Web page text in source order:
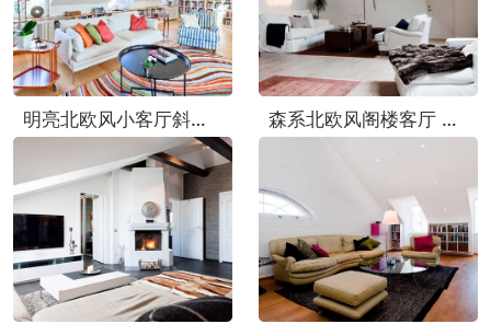
明亮北欧风小客厅斜顶效果图 森系北欧风阁楼客厅 原木吊顶效果图